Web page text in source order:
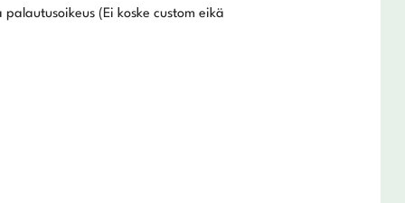
(Ei koske custom eikä